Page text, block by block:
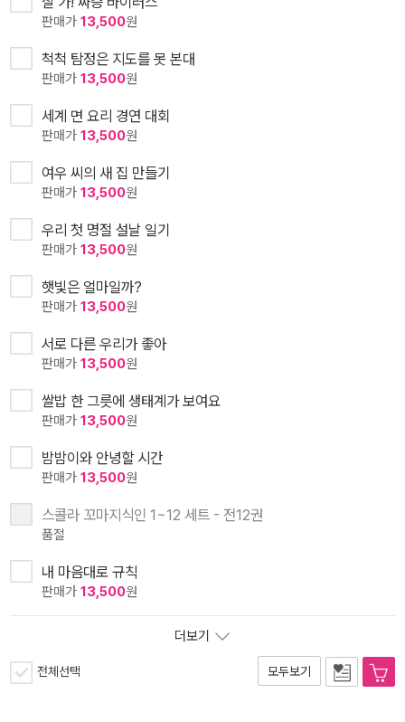
판매가 13,500원
척척 탐정은 지도를 못 본대
판매가 13,500원
세계 면 요리 경연 대회
판매가 13,500원
여우 씨의 새 집 만들기
판매가 13,500원
우리 첫 명절 설날 일기
판매가 13,500원
햇빛은 얼마일까?
판매가 13,500원
서로 다른 우리가 좋아
판매가 13,500원
쌀밥 한 그릇에 생태계가 보여요
판매가 13,500원
밤밤이와 안녕할 시간
판매가 13,500원
스콜라 꼬마지식인 1~12 세트 - 전12권
품절
내 마음대로 규칙
판매가 13,500원
더보기
전체선택 모두보기